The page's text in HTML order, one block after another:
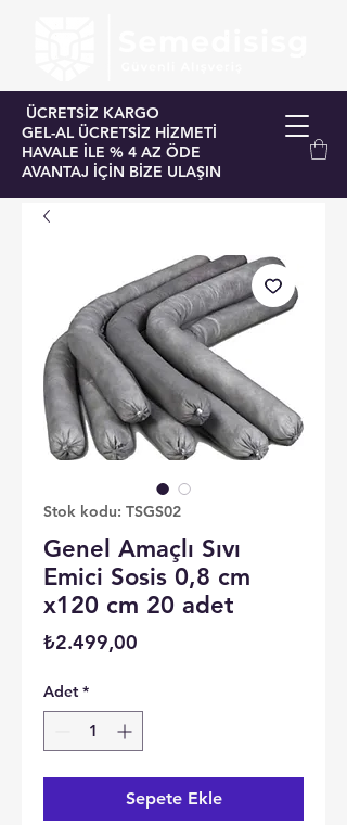
ÜCRETSİZ KARGO
GEL-AL ÜCRETSİZ HİZMETİ
HAVALE İLE % 4 AZ ÖDE
AVANTAJ İÇİN BİZE ULAŞIN
Stok kodu: TSGS02
Genel Amaçlı Sıvı
Emici Sosis 0,8 cm
x120 cm 20 adet
₺2.499,00
Adet *
Sepete Ekle